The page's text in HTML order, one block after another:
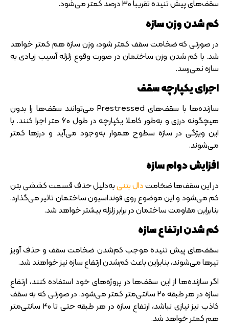
سقف‌های پیش تنیده تقریبا 30 درصد کمتر می‌شود.
کم شدن وزن سازه
در صورتی که ضخامت سقف کمتر شود، وزن سازه هم کمتر خواهد
شد. با کم شدن وزن ساختمان در صورت وقوع زلزله آسیب زیادی به
سازه نمی‌رسد.
اجرای یکپارچه سقف
سازنده‌ها با سقف‌های Prestressed می‌توانند سقف‌ها را بدون
هیچگونه درزی و به‌طور کاملا یکپارچه در طول 60 متر اجرا کنند. با
این ویژگی در سازه سطوح هموار به‌وجود می‌آید و درزها کمتر
می‌شوند.
افزایش دوام سازه
در این سقف‌ها ضخامتدال بتنیبه‌دلیل حذف قسمت کششی بتن
کم می‌شود و این موضوع روی فونداسیون ساختمان تاثیر می‌گذارد.
بنابراین مقاومت ساختمان در برابر زلزله بیشتر خواهد شد.
کم شدن ارتفاع سازه
سقف‌های پیش تنیده موجب کم‌شدن ضخامت سقف و حذف آویز
تیرها می‌شوند، بنابراین باعث کم‌شدن ارتفاع سازه نیز خواهند شد.
اگر سازنده‌ها از این سقف‌ها در پروژه‌های خود استفاده کنند، ارتفاع
سازه در هر طبقه 20 سانتی‌متر کمتر می‌شود. در صورتی که به سقف
کاذب نیز نیازی نباشد، ارتفاع سازه در هر طبقه حتی تا 40 سانتی‌متر
هم کمتر خواهد شد.